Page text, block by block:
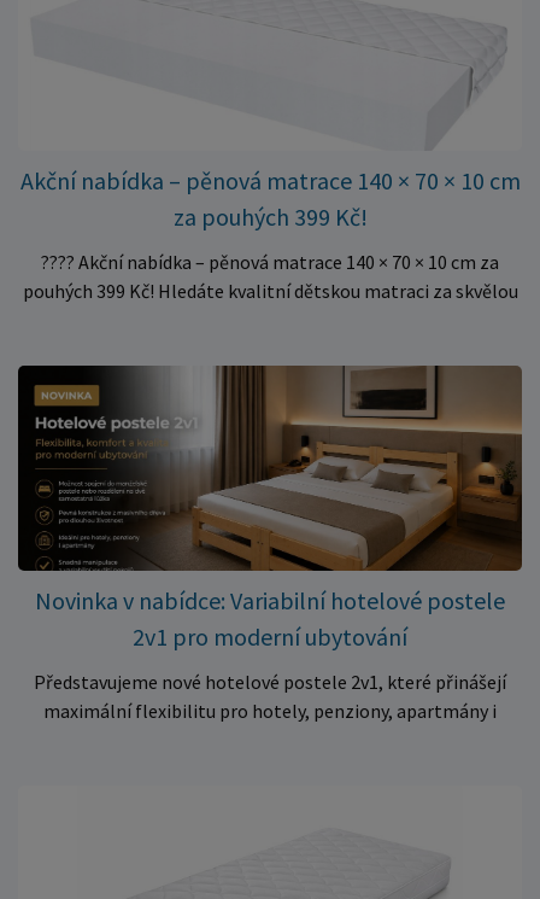
Vyberte si vhodný rozměr a dopřejte své matraci kvalitní
podklad za výhodnou cenu.
Akční nabídka – pěnová matrace 140 × 70 × 10 cm
za pouhých 399 Kč!
???? Akční nabídka – pěnová matrace 140 × 70 × 10 cm za
pouhých 399 Kč! Hledáte kvalitní dětskou matraci za skvělou
✅ Pohodlné pěnové jádro pro komfortní spánek dítěte ✅
Skvělá volba do dětských postýlek ✅ Výjimečně výhodná cena
– jen 399 Kč Využijte této mimořádné nabídky a pořiďte
kvalitní matraci za cenu, která patří k nejvýhodnějším na
trhu. Akce platí pouze do vyprodání zásob. Nakupujte chytře a
ušetřete!
Novinka v nabídce: Variabilní hotelové postele
2v1 pro moderní ubytování
Představujeme nové hotelové postele 2v1, které přinášejí
maximální flexibilitu pro hotely, penziony, apartmány i
stabilitu a dlouhou životnost. Robustní konstrukce z